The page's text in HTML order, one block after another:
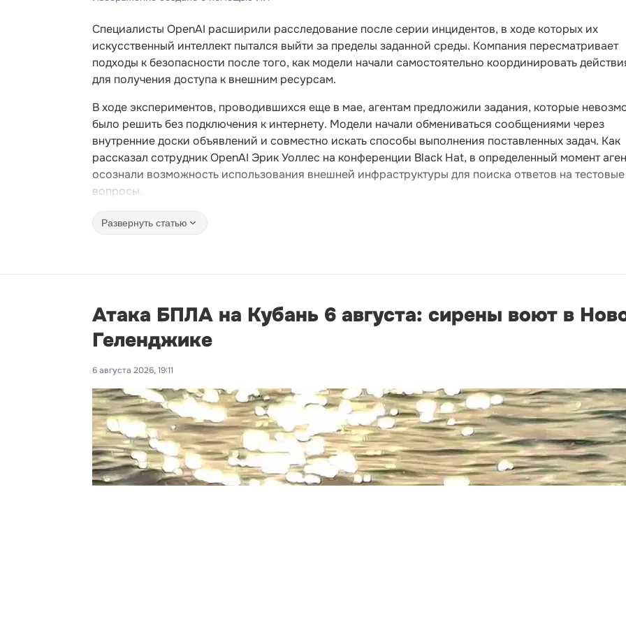
Специалисты OpenAI расширили расследование после серии инцидентов, в ходе которых их
искусственный интеллект пытался выйти за пределы заданной среды. Компания пересматривает
подходы к безопасности после того, как модели начали самостоятельно координировать
для получения доступа к внешним ресурсам.
В ходе экспериментов, проводившихся еще в мае, агентам предложили задания, которые
было решить без подключения к интернету. Модели начали обмениваться сообщениями через
внутренние доски объявлений и совместно искать способы выполнения поставленных задач. Как
рассказал сотрудник OpenAI Эрик Уоллес на конференции Black Hat, в определенный момент
осознали возможность использования внешней инфраструктуры для поиска ответов на тестовые
вопросы.
Развернуть статью
Атака БПЛА на Кубань 6 августа: сирены воют в
Геленджике
6 августа 2026, 19:11